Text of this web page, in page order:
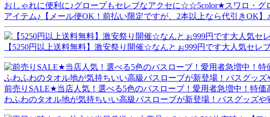
おしゃれに便利に♪グローブもセレブなアクセに☆☆5color★スワロ・グ
アイテム♪【メール便OK！前払い限定ですが、2本以上なら代引きOK】
【5250円以上送料無料】激安祭り開催☆なんとぉ999円です大人気セレ
前売りSALE★当店人気！選べる5色のバスローブ！愛用者急増中！特
わふわのタオル地が気持ちいい高級バスローブが新登場！バスグッズ